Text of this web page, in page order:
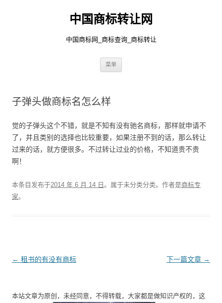
中国商标转让网
中国商标网_商标查询_商标转让
菜单
子弹头做商标名怎么样
觉的子弹头这个不错，就是不知有没有驰名商标，那样就申请不
了，并且类别的选择也比较重要，如果注册不到的话，那么转让
过来的话，就方便很多。不过转让过业的价格，不知道贵不贵
啊！
本条目发布于2014 年 6 月 14 日 。属于未分类分类。 作者是商标专
家。
文
航
← 租书的有没有商标 下一篇文章 →
本站文章为原创，未经同意，不得转载，大家都是做知识产权的，这